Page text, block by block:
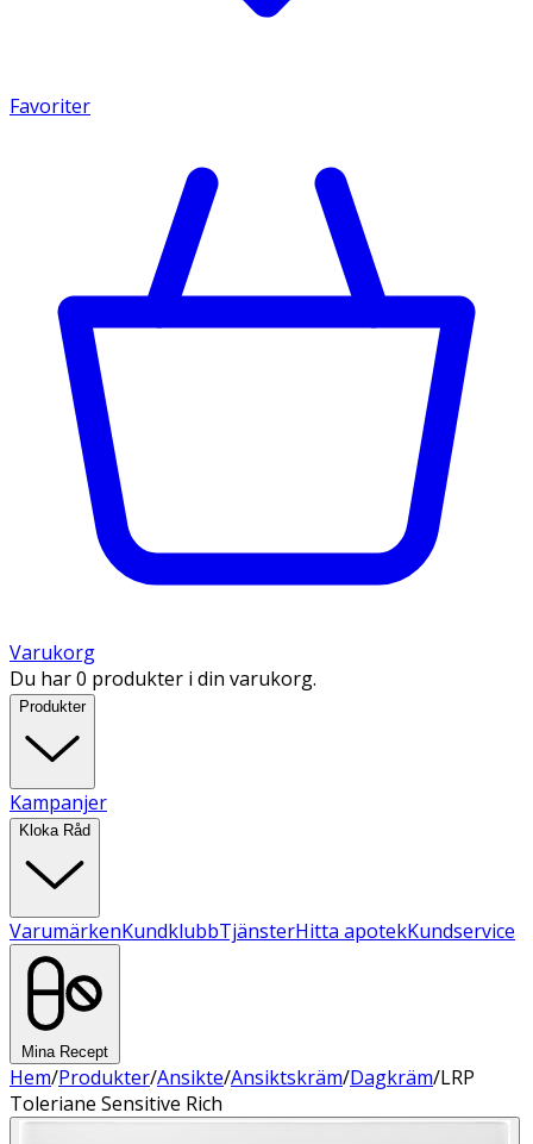
Favoriter
Varukorg
Du har 0 produkter i din varukorg.
Produkter
Kampanjer
Kloka Råd
VarumärkenKundklubbTjänsterHitta apotekKundservice
Mina Recept
Hem/Produkter/Ansikte/Ansiktskräm/Dagkräm/LRP
Toleriane Sensitive Rich